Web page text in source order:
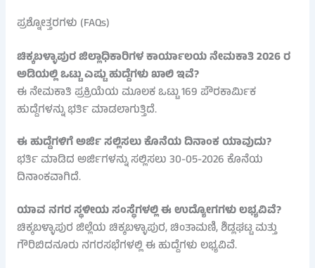
ಪ್ರಶ್ನೋತ್ತರಗಳು (FAQs)
ಚಿಕ್ಕಬಳ್ಳಾಪುರ ಜಿಲ್ಲಾಧಿಕಾರಿಗಳ ಕಾರ್ಯಾಲಯ ನೇಮಕಾತಿ 2026 ರ
ಅಡಿಯಲ್ಲಿ ಒಟ್ಟು ಎಷ್ಟು ಹುದ್ದೆಗಳು ಖಾಲಿ ಇವೆ?
ಈ ನೇಮಕಾತಿ ಪ್ರಕ್ರಿಯೆಯ ಮೂಲಕ ಒಟ್ಟು 169 ಪೌರಕಾರ್ಮಿಕ
ಹುದ್ದೆಗಳನ್ನು ಭರ್ತಿ ಮಾಡಲಾಗುತ್ತಿದೆ.
ಈ ಹುದ್ದೆಗಳಿಗೆ ಅರ್ಜಿ ಸಲ್ಲಿಸಲು ಕೊನೆಯ ದಿನಾಂಕ ಯಾವುದು?
ಭರ್ತಿ ಮಾಡಿದ ಅರ್ಜಿಗಳನ್ನು ಸಲ್ಲಿಸಲು 30-05-2026 ಕೊನೆಯ
ದಿನಾಂಕವಾಗಿದೆ.
ಯಾವ ನಗರ ಸ್ಥಳೀಯ ಸಂಸ್ಥೆಗಳಲ್ಲಿ ಈ ಉದ್ಯೋಗಗಳು ಲಭ್ಯವಿವೆ?
ಚಿಕ್ಕಬಳ್ಳಾಪುರ ಜಿಲ್ಲೆಯ ಚಿಕ್ಕಬಳ್ಳಾಪುರ, ಚಿಂತಾಮಣಿ, ಶಿಡ್ಲಘಟ್ಟ ಮತ್ತು
ಗೌರಿಬಿದನೂರು ನಗರಸಭೆಗಳಲ್ಲಿ ಈ ಹುದ್ದೆಗಳು ಲಭ್ಯವಿವೆ.